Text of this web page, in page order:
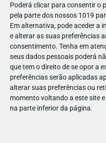
Poderá clicar para consentir o
pela parte dos nossos 1019
Em alternativa, pode aceder a
e alterar as suas preferências
consentimento. Tenha em
seus dados pessoais poderá
que tem o direito de se opor a
preferências serão aplicadas
alterar suas preferências ou
momento voltando a este site
na parte inferior da página.
Crescer devagar
Todos os dias, o Artur tem
pai, a mãe, o professor e a
sempre cheios de pressa!
pessoas muito apressadas.
tem a oportunidade de fazer
caloroso e reconfortante
filhos e a necessidade de